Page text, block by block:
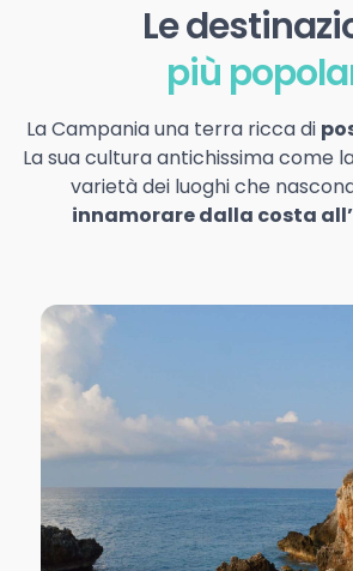
Le
più
La Campania una terra ricca di
La sua cultura antichissima come
varietà dei luoghi che
innamorare dalla costa